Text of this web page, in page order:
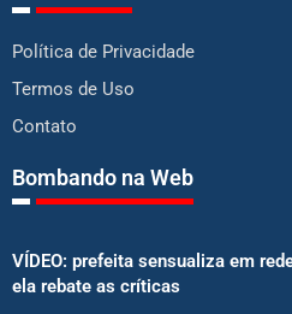
Política de Privacidade
Termos de Uso
Contato
Bombando na Web
VÍDEO: prefeita sensualiza em
ela rebate as críticas